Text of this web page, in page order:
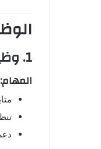
1. وظيفة مساعد ثان لدى
المهام: